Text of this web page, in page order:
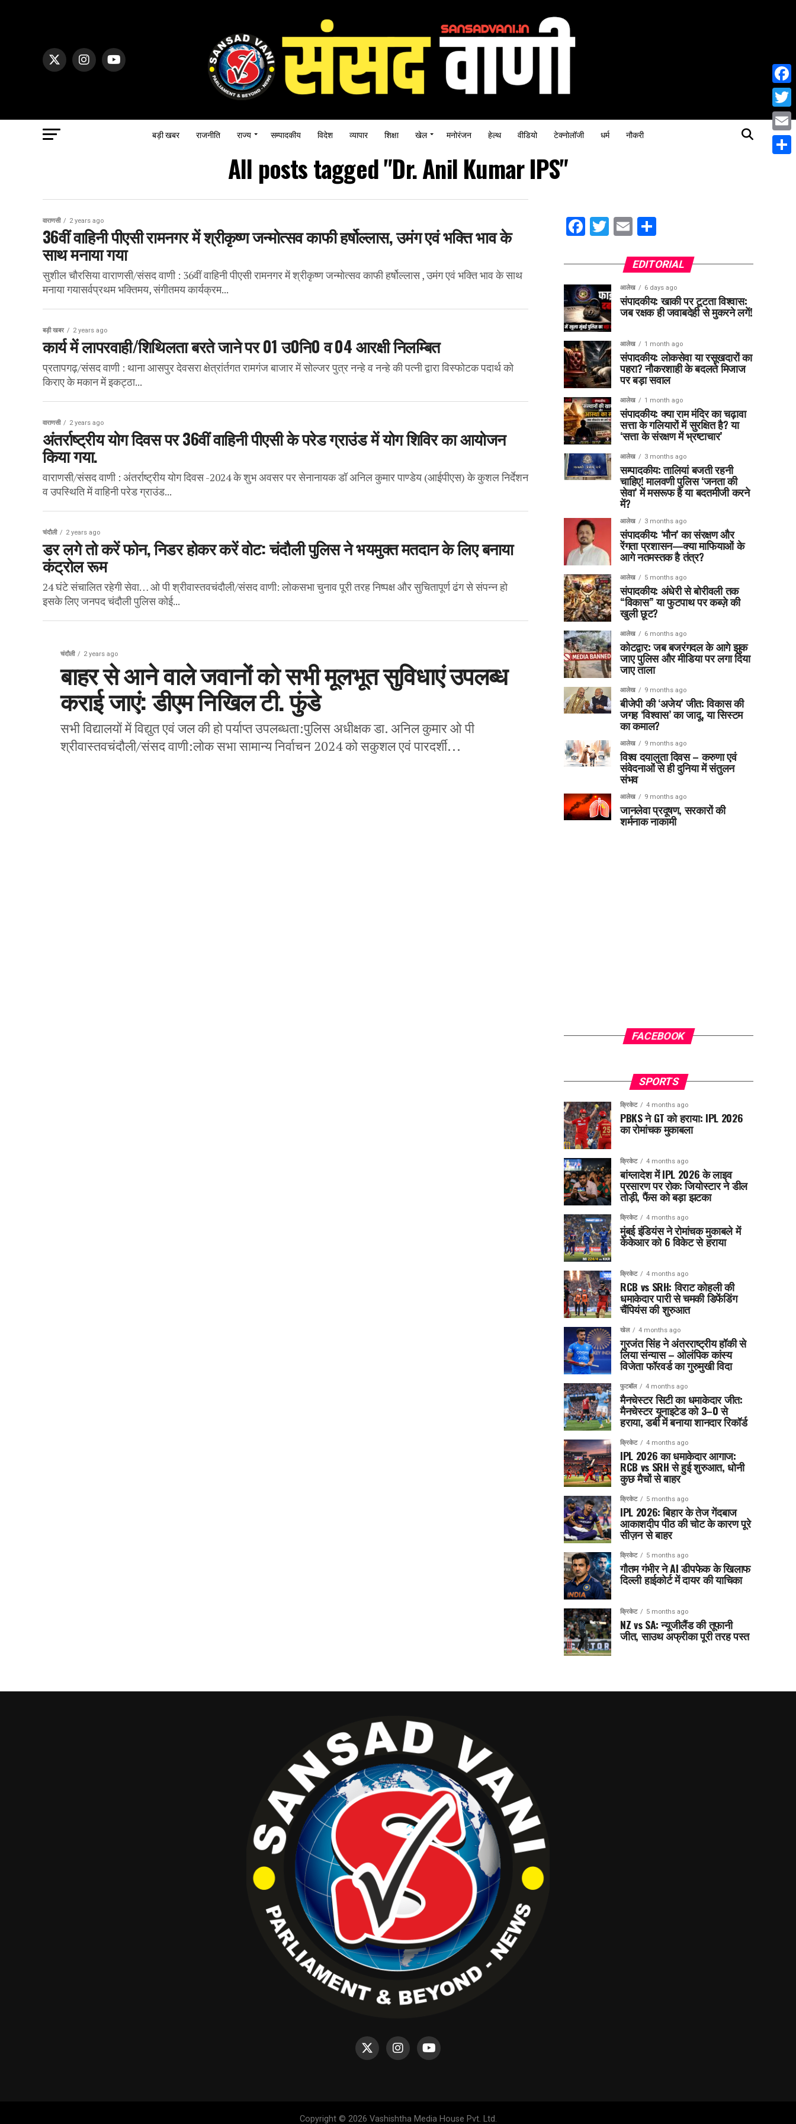
बड़ी खबर राजनीति राज्य सम्पादकीय विदेश व्यापार शिक्षा खेल मनोरंजन हेल्थ वीडियो टेक्नोलॉजी धर्म नौकरी
All posts tagged "Dr. Anil Kumar IPS"
वाराणसी 2 years ago
36वीं वाहिनी पीएसी रामनगर में श्रीकृष्ण जन्मोत्सव काफी हर्षोल्लास, उमंग एवं भक्ति भाव के
साथ मनाया गया
सुशील चौरसिया वाराणसी/संसद वाणी : 36वीं वाहिनी पीएसी रामनगर में श्रीकृष्ण जन्मोत्सव काफी हर्षोल्लास , उमंग एवं भक्ति भाव के साथ
मनाया गयासर्वप्रथम भक्तिमय, संगीतमय कार्यक्रम...
बड़ी खबर 2 years ago
कार्य में लापरवाही/शिथिलता बरते जाने पर 01 उ0नि0 व 04 आरक्षी निलम्बित
प्रतापगढ़/संसद वाणी : थाना आसपुर देवसरा क्षेत्रांर्तगत रामगंज बाजार में सोल्जर पुत्र नन्हे व नन्हे की पत्नी द्वारा विस्फोटक पदार्थ को
किराए के मकान में इकट्ठा...
वाराणसी 2 years ago
अंतर्राष्ट्रीय योग दिवस पर 36वीं वाहिनी पीएसी के परेड ग्राउंड में योग शिविर का आयोजन
किया गया.
वाराणसी/संसद वाणी : अंतर्राष्ट्रीय योग दिवस -2024 के शुभ अवसर पर सेनानायक डॉ अनिल कुमार पाण्डेय (आईपीएस) के कुशल निर्देशन
व उपस्थिति में वाहिनी परेड ग्राउंड...
चंदौली 2 years ago
डर लगे तो करें फोन, निडर होकर करें वोट: चंदौली पुलिस ने भयमुक्त मतदान के लिए बनाया
कंट्रोल रूम
24 घंटे संचालित रहेगी सेवा… ओ पी श्रीवास्तवचंदौली/संसद वाणी: लोकसभा चुनाव पूरी तरह निष्पक्ष और सुचितापूर्ण ढंग से संपन्न हो
इसके लिए जनपद चंदौली पुलिस कोई...
चंदौली 2 years ago
बाहर से आने वाले जवानों को सभी मूलभूत सुविधाएं उपलब्ध
कराई जाएं: डीएम निखिल टी. फुंडे
सभी विद्यालयों में विद्युत एवं जल की हो पर्याप्त उपलब्धता:पुलिस अधीक्षक डा. अनिल कुमार ओ पी
श्रीवास्तवचंदौली/संसद वाणी:लोक सभा सामान्य निर्वाचन 2024 को सकुशल एवं पारदर्शी...
Facebook
Twitter
Email
EDITORIAL
आलेख 6 days ago
संपादकीय: खाकी पर टूटता विश्वास:
जब रक्षक ही जवाबदेही से मुकरने लगें!
आलेख 1 month ago
संपादकीय: लोकसेवा या रसूखदारों का
पहरा? नौकरशाही के बदलते मिजाज
पर बड़ा सवाल
आलेख 1 month ago
संपादकीय: क्या राम मंदिर का चढ़ावा
सत्ता के गलियारों में सुरक्षित है? या
‘सत्ता के संरक्षण में भ्रष्टाचार’
आलेख 3 months ago
सम्पादकीय: तालियां बजती रहनी
चाहिए! मालवणी पुलिस ‘जनता की
सेवा’ में मसरूफ है या बदतमीजी करने
में?
आलेख 3 months ago
संपादकीय: ‘मौन’ का संरक्षण और
रेंगता प्रशासन—क्या माफियाओं के
आगे नतमस्तक है तंत्र?
आलेख 5 months ago
संपादकीय: अंधेरी से बोरीवली तक
“विकास” या फुटपाथ पर कब्ज़े की
खुली छूट?
आलेख 6 months ago
कोटद्वार: जब बजरंगदल के आगे झुक
जाए पुलिस और मीडिया पर लगा दिया
जाए ताला
आलेख 9 months ago
बीजेपी की ‘अजेय’ जीत: विकास की
जगह ‘विश्वास’ का जादू, या सिस्टम
का कमाल?
आलेख 9 months ago
विश्व दयालुता दिवस – करुणा एवं
संवेदनाओं से ही दुनिया में संतुलन
संभव
आलेख 9 months ago
जानलेवा प्रदूषण, सरकारों की
शर्मनाक नाकामी
FACEBOOK
SPORTS
क्रिकेट 4 months ago
PBKS ने GT को हराया: IPL 2026
का रोमांचक मुकाबला
क्रिकेट 4 months ago
बांग्लादेश में IPL 2026 के लाइव
प्रसारण पर रोक: जियोस्टार ने डील
तोड़ी, फैंस को बड़ा झटका
क्रिकेट 4 months ago
मुंबई इंडियंस ने रोमांचक मुकाबले में
केकेआर को 6 विकेट से हराया
क्रिकेट 4 months ago
RCB vs SRH: विराट कोहली की
धमाकेदार पारी से चमकी डिफेंडिंग
चैंपियंस की शुरुआत
खेल 4 months ago
गुरजंत सिंह ने अंतरराष्ट्रीय हॉकी से
लिया संन्यास – ओलंपिक कांस्य
विजेता फॉरवर्ड का गुरुमुखी विदा
फुटबॉल 4 months ago
मैनचेस्टर सिटी का धमाकेदार जीत:
मैनचेस्टर यूनाइटेड को 3–0 से
हराया, डर्बी में बनाया शानदार रिकॉर्ड
क्रिकेट 4 months ago
IPL 2026 का धमाकेदार आगाज:
RCB vs SRH से हुई शुरुआत, धोनी
कुछ मैचों से बाहर
क्रिकेट 5 months ago
IPL 2026: बिहार के तेज गेंदबाज
आकाशदीप पीठ की चोट के कारण पूरे
सीज़न से बाहर
क्रिकेट 5 months ago
गौतम गंभीर ने AI डीपफेक के खिलाफ
दिल्ली हाईकोर्ट में दायर की याचिका
क्रिकेट 5 months ago
NZ vs SA: न्यूजीलैंड की तूफानी
जीत, साउथ अफ्रीका पूरी तरह पस्त
Copyright © 2026 Vashishtha Media House Pvt. Ltd.
Email